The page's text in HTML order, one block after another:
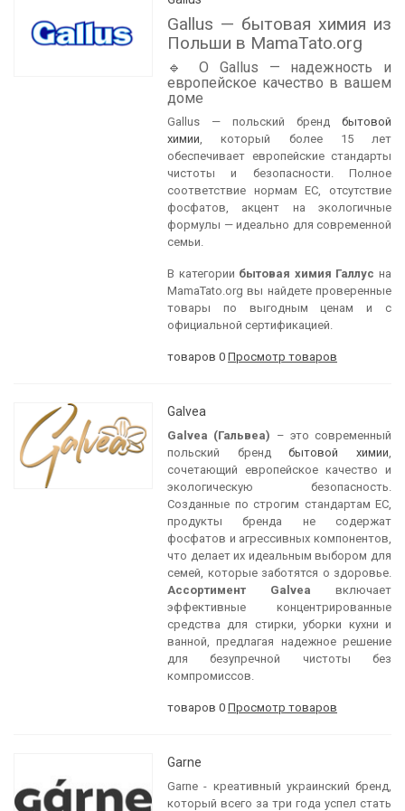
Gallus — бытовая химия из
Польши в MamaTato.org
🔹 О Gallus — надежность и
европейское качество в вашем
доме
Gallus — польский бренд бытовой
химии , который более 15 лет
обеспечивает европейские стандарты
чистоты и безопасности. Полное
соответствие нормам ЕС, отсутствие
фосфатов, акцент на экологичные
формулы — идеально для современной
семьи.
В категории бытовая химия Галлусна
MamaTato.org вы найдете проверенные
товары по выгодным ценам и с
официальной сертификацией.
товаров 0 Просмотр товаров
Galvea
Galvea (Гальвеа) – это современный
польский брендбытовой химии
сочетающий европейское качество и
экологическую безопасность.
Созданные по строгим стандартам ЕС,
продукты бренда не содержат
фосфатов и агрессивных компонентов,
что делает их идеальным выбором для
семей, которые заботятся о здоровье.
Ассортимент Galvea включает
эффективные концентрированные
средства для стирки, уборки кухни и
ванной, предлагая надежное решение
для безупречной чистоты без
компромиссов.
товаров 0 Просмотр товаров
Garne
Garne - креативный украинский бренд,
который всего за три года успел стать